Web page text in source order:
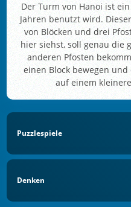
Der Turm von Hanoi ist
Jahren benutzt wird.
von Blöcken und drei
hier siehst, soll genau die
anderen Pfosten
einen Block bewegen
auf einem
Puzzlespiele
Denken